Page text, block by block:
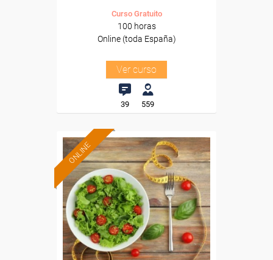
Curso Gratuito
100 horas
Online (toda España)
Ver curso
39 559
ONLINE
Formación 100%
subvencionada.
Para desempleados,
trabajadores y autónomos.
Sector
-Hosteleria y Turismo.